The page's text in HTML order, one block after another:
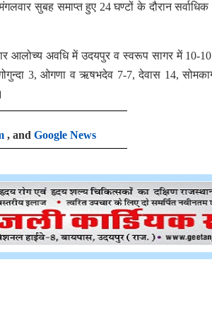
सुबह समाप्त हुए 24 घण्टों के दौरान
आलोच्य अवधि में उदयपुर व स्वरूप सागर में 10-10
3, ओगणा व ऋषभदेव 7-7, देवास 14,
, and Google News